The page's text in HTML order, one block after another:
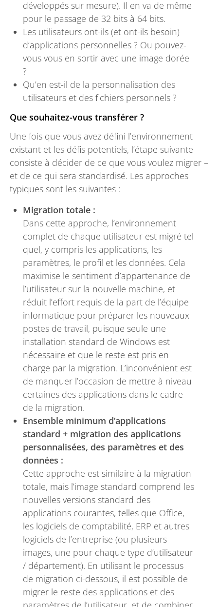
développés sur mesure). Il en va de même
pour le passage de 32 bits à 64 bits.
Les utilisateurs ont-ils (et ont-ils besoin)
d’applications personnelles ? Ou pouvez-
vous vous en sortir avec une image dorée
?
Qu’en est-il de la personnalisation des
utilisateurs et des fichiers personnels ?
Que souhaitez-vous transférer ?
Une fois que vous avez défini l’environnement
existant et les défis potentiels, l’étape suivante
consiste à décider de ce que vous voulez migrer –
et de ce qui sera standardisé. Les approches
typiques sont les suivantes :
Migration totale :
Dans cette approche, l’environnement
complet de chaque utilisateur est migré tel
quel, y compris les applications, les
paramètres, le profil et les données. Cela
maximise le sentiment d’appartenance de
l’utilisateur sur la nouvelle machine, et
réduit l’effort requis de la part de l’équipe
informatique pour préparer les nouveaux
postes de travail, puisque seule une
installation standard de Windows est
nécessaire et que le reste est pris en
charge par la migration. L’inconvénient est
de manquer l’occasion de mettre à niveau
certaines des applications dans le cadre
de la migration.
Ensemble minimum d’applications
standard + migration des applications
personnalisées, des paramètres et des
données :
Cette approche est similaire à la migration
totale, mais l’image standard comprend les
nouvelles versions standard des
applications courantes, telles que Office,
les logiciels de comptabilité, ERP et autres
logiciels de l’entreprise (ou plusieurs
images, une pour chaque type d’utilisateur
/ département). En utilisant le processus
de migration ci-dessous, il est possible de
migrer le reste des applications et des